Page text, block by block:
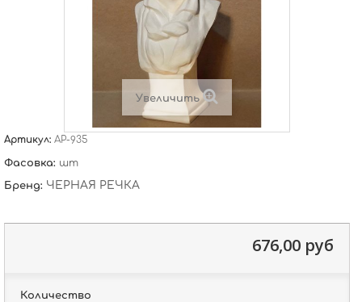
Увеличить
Артикул: АР-935
Фасовка: шт
Бренд: ЧЕРНАЯ РЕЧКА
676,00 руб
Количество